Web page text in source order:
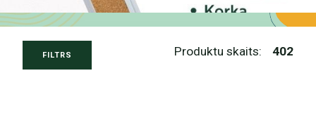
FILTRS Produktu skaits: 402